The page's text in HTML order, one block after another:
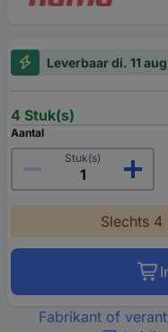
Leverbaar di. 11
4 Stuk(s)
Aantal
Stuk(s)
Slechts
Fabrikant of